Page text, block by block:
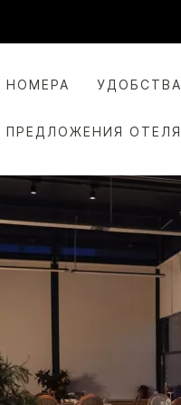
НОМЕРА УДОБСТВА
ПРЕДЛОЖЕНИЯ ОТЕЛЯ